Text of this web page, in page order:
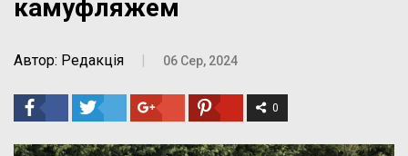
камуфляжем
Автор: Редакція | 06 Сер, 2024
0